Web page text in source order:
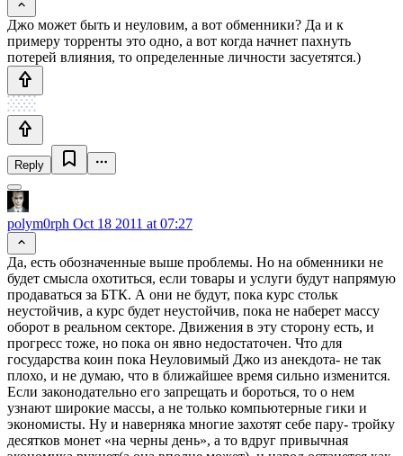
Джо может быть и неуловим, а вот обменники? Да и к
примеру торренты это одно, а вот когда начнет пахнуть
потерей влияния, то определенные личности засуетятся.)
Reply
polym0rph Oct 18 2011 at 07:27
Да, есть обозначенные выше проблемы. Но на обменники не
будет смысла охотиться, если товары и услуги будут напрямую
продаваться за БТК. А они не будут, пока курс стольк
неустойчив, а курс будет неустойчив, пока не наберет массу
оборот в реальном секторе. Движения в эту сторону есть, и
прогресс тоже, но пока он явно недостаточен. Что для
государства коин пока Неуловимый Джо из анекдота- не так
плохо, и не думаю, что в ближайшее время сильно изменится.
Если законодательно его запрещать и бороться, то о нем
узнают широкие массы, а не только компьютерные гики и
экономисты. Ну и наверняка многие захотят себе пару- тройку
десятков монет «на черны день», а то вдруг привычная